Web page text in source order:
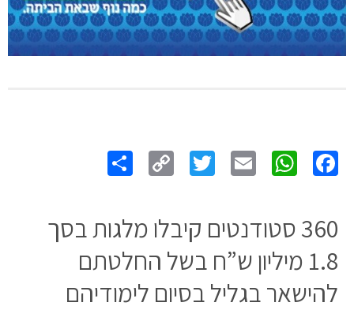
Link
360 סטודנטים קיבלו מלגות בסך
1.8 מיליון ש”ח בשל החלטתם
להישאר בגליל בסיום לימודיהם